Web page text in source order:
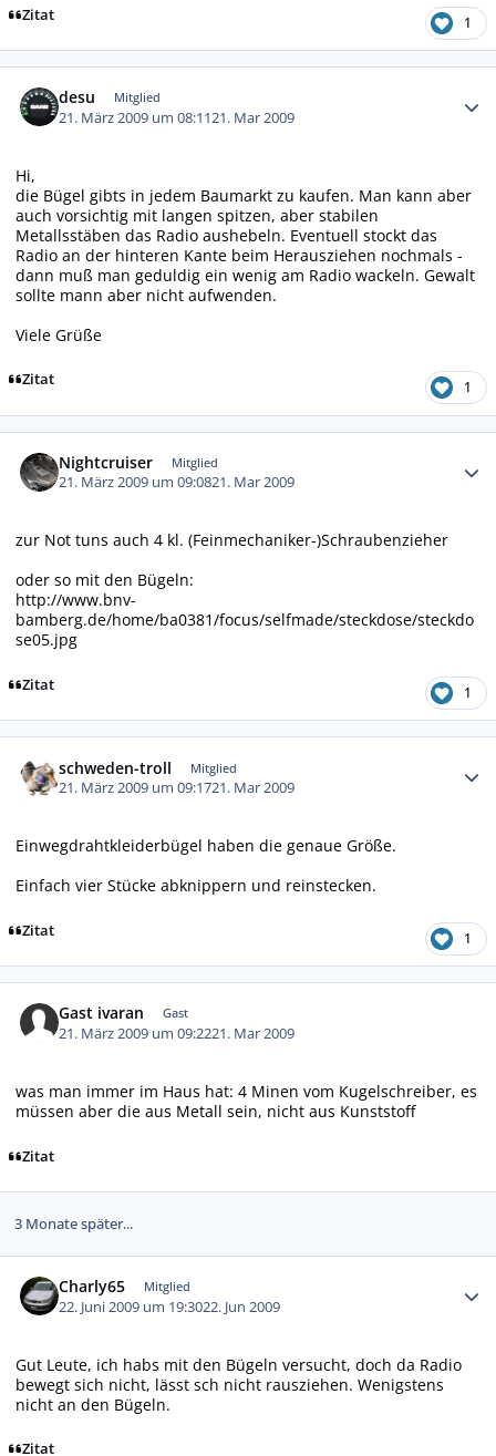
Zitat 1
desu Mitglied
21. März 2009 um 08:1121. Mar 2009
Hi,
die Bügel gibts in jedem Baumarkt zu kaufen. Man kann aber
auch vorsichtig mit langen spitzen, aber stabilen
Metallsstäben das Radio aushebeln. Eventuell stockt das
Radio an der hinteren Kante beim Herausziehen nochmals -
dann muß man geduldig ein wenig am Radio wackeln. Gewalt
sollte mann aber nicht aufwenden.
Viele Grüße
Zitat 1
Nightcruiser Mitglied
21. März 2009 um 09:0821. Mar 2009
zur Not tuns auch 4 kl. (Feinmechaniker-)Schraubenzieher
oder so mit den Bügeln:
http://www.bnv-
bamberg.de/home/ba0381/focus/selfmade/steckdose/steckdo
se05.jpg
Zitat 1
schweden-troll Mitglied
21. März 2009 um 09:1721. Mar 2009
Einwegdrahtkleiderbügel haben die genaue Größe.
Einfach vier Stücke abknippern und reinstecken.
Zitat 1
Gast ivaran Gast
21. März 2009 um 09:2221. Mar 2009
was man immer im Haus hat: 4 Minen vom Kugelschreiber, es
müssen aber die aus Metall sein, nicht aus Kunststoff
Zitat
3 Monate später...
Charly65 Mitglied
22. Juni 2009 um 19:3022. Jun 2009
Gut Leute, ich habs mit den Bügeln versucht, doch da Radio
bewegt sich nicht, lässt sch nicht rausziehen. Wenigstens
nicht an den Bügeln.
Zitat